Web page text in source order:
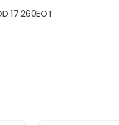
17.260EOT